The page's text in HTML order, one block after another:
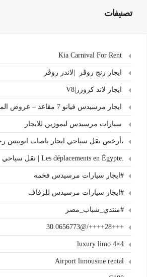
تصنيفات
ايجار رنج روڤر |لاندر روڤر
ايجار لاند كروزر|V8
ايجار مرسيدس فيانو 7 مقاعد – عروض المطار الخاصة
سيارات مرسيدس ليموزين للايجار
،أرخص نقل سياحي ايجار باصات اتوبيس
.Les déplacements en Égypte | نقل سياحي
#ايجار سيارات مرسيدس فخمه
#ايجار سيارات مرسيدس للزفاف
#منتدي_شباب_مصر
+++28++++/@30.0656773
4×4 luxury limo
Airport limousine rental